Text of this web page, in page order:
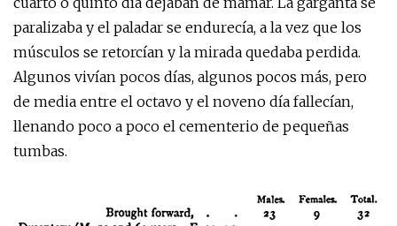
paralizaba y el paladar se endurecía, a la vez que los
músculos se retorcían y la mirada quedaba perdida.
Algunos vivían pocos días, algunos pocos más, pero
de media entre el octavo y el noveno día fallecían,
llenando poco a poco el cementerio de pequeñas
tumbas.